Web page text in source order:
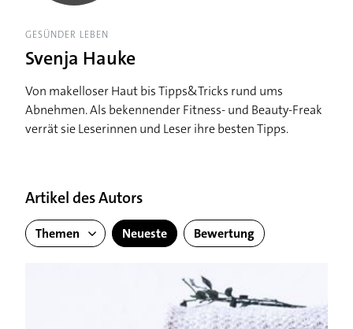
GESÜNDER LEBEN
Svenja Hauke
Von makelloser Haut bis Tipps&Tricks rund ums
Abnehmen. Als bekennender Fitness- und Beauty-Freak
verrät sie Leserinnen und Leser ihre besten Tipps.
Artikel des Autors
Themen Neueste Bewertung